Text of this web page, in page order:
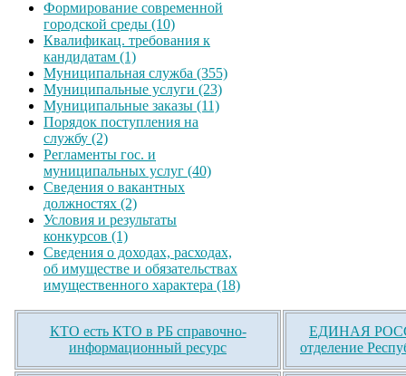
Формирование современной
городской среды (10)
Квалификац. требования к
кандидатам (1)
Муниципальная служба (355)
Муниципальные услуги (23)
Муниципальные заказы (11)
Порядок поступления на
службу (2)
Регламенты гос. и
муниципальных услуг (40)
Сведения о вакантных
должностях (2)
Условия и результаты
конкурсов (1)
Сведения о доходах, расходах,
об имуществе и обязательствах
имущественного характера (18)
КТО есть КТО в РБ справочно-
информационный ресурс
ЕДИНАЯ
отделение